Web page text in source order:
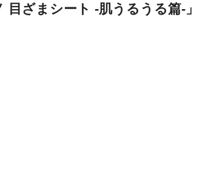
ざまシート -肌うるうる篇-」